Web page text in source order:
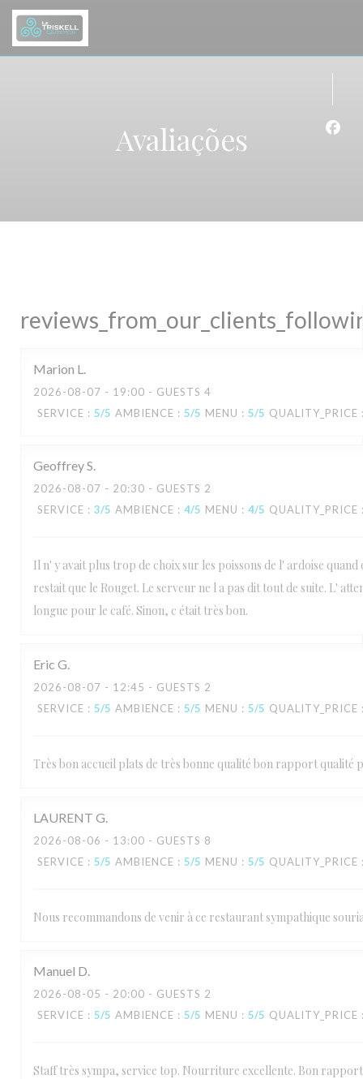
Painel de Gerenciamento de Cookies
Avaliações
Marion L
2026-08-07 - 19:00 - GUESTS 4
SERVICE : 5/5 AMBIENCE : 5/5 MENU : 5/5 QUALITY_PRICE
GeoffreyS
2026-08-07 - 20:30 - GUESTS 2
SERVICE : 3/5 AMBIENCE : 4/5 MENU : 4/5 QUALITY_PRICE
Il n' y avait plus trop de choix sur les poissons de l' ardoise quand
restait que le Rouget. Le serveur ne l a pas dit tout de suite. L'
longue pour le café. Sinon, c était très bon.
Eric G
2026-08-07 - 12:45 - GUESTS 2
SERVICE : 5/5 AMBIENCE : 5/5 MENU : 5/5 QUALITY_PRICE
Très bon accueil plats de très bonne qualité bon rapport qualité
LAURENT G
2026-08-06 - 13:00 - GUESTS 8
SERVICE : 5/5 AMBIENCE : 5/5 MENU : 5/5 QUALITY_PRICE
Nous recommandons de venir à ce restaurant sympathique
Manuel D
2026-08-05 - 20:00 - GUESTS 2
SERVICE : 5/5 AMBIENCE : 5/5 MENU : 5/5 QUALITY_PRICE
Staff très sympa, service top. Nourriture excellente. Bon